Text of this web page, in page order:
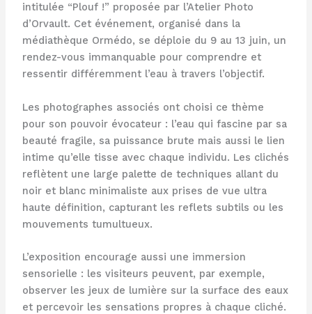
intitulée “Plouf !” proposée par l’Atelier Photo
d’Orvault. Cet événement, organisé dans la
médiathèque Ormédo, se déploie du 9 au 13 juin, un
rendez-vous immanquable pour comprendre et
ressentir différemment l’eau à travers l’objectif.
Les photographes associés ont choisi ce thème
pour son pouvoir évocateur : l’eau qui fascine par sa
beauté fragile, sa puissance brute mais aussi le lien
intime qu’elle tisse avec chaque individu. Les clichés
reflètent une large palette de techniques allant du
noir et blanc minimaliste aux prises de vue ultra
haute définition, capturant les reflets subtils ou les
mouvements tumultueux.
L’exposition encourage aussi une immersion
sensorielle : les visiteurs peuvent, par exemple,
observer les jeux de lumière sur la surface des eaux
et percevoir les sensations propres à chaque cliché.